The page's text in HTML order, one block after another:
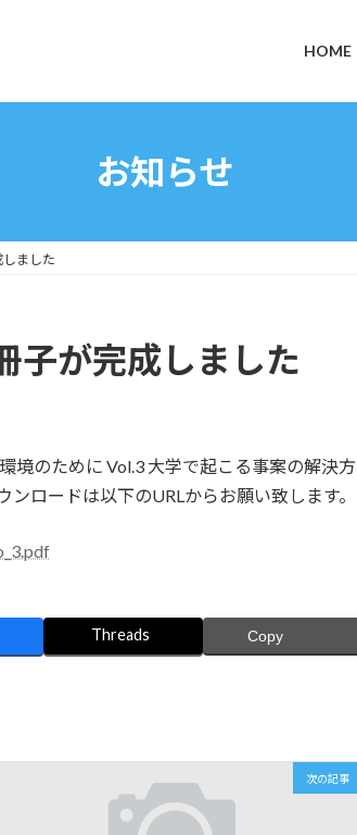
HOME
お知らせ
ました
子が完成しました
境のために Vol.3 大学で起こる事案の解決方
ロードは以下のURLからお願い致します。
Threads Copy
次の記事